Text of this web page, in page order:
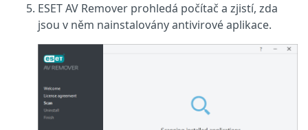
ESET AV Remover prohledá počítač a zjistí, zda
jsou v něm nainstalovány antivirové aplikace.